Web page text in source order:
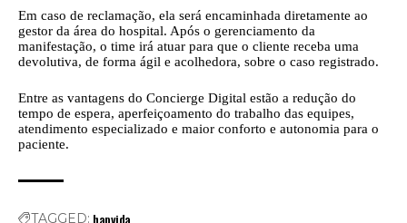
Em caso de reclamação, ela será encaminhada diretamente ao
gestor da área do hospital. Após o gerenciamento da
manifestação, o time irá atuar para que o cliente receba uma
devolutiva, de forma ágil e acolhedora, sobre o caso registrado.
Entre as vantagens do Concierge Digital estão a redução do
tempo de espera, aperfeiçoamento do trabalho das equipes,
atendimento especializado e maior conforto e autonomia para o
paciente.
TAGGED: hapvida